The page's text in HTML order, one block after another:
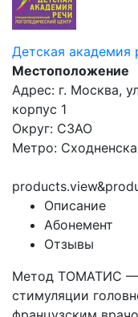
Детская академия
Местоположение
Адрес: г. Москва,
корпус 1
Округ: СЗАО
Метро:
Описание
Абонемент
Отзывы
Метод ТОМАТИС —
стимуляции